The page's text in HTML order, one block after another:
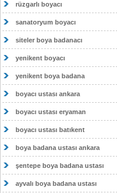
rüzgarlı boyacı
sanatoryum boyacı
siteler boya badanacı
yenikent boyacı
yenikent boya badana
boyacı ustası ankara
boyacı ustası eryaman
boyacı ustası batıkent
boya badana ustası ankara
şentepe boya badana ustası
ayvalı boya badana ustası